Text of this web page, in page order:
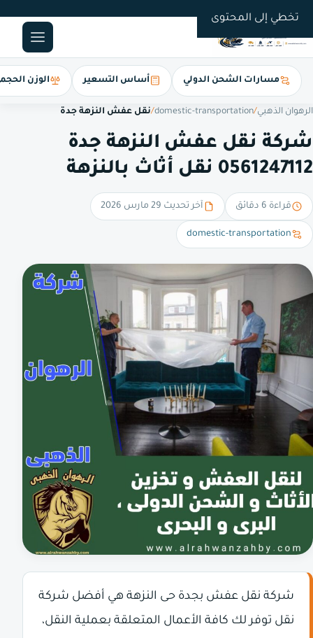
تخطي إلى المحتوى
مسارات الشحن الدولي أساس التسعير الوزن
الرهوان الذهبي/
domestic-transportation
/نقل عفش النزهة جدة
شركة نقل عفش النزهة جدة
0561247112 نقل أثاث بالنزهة
قراءة 6 دقائق آخر تحديث 29 مارس 2026
domestic-transportation
شركة نقل عفش بجدة حى النزهة هي أفضل شركة
نقل توفر لك كافة الأعمال المتعلقة بعملية النقل،